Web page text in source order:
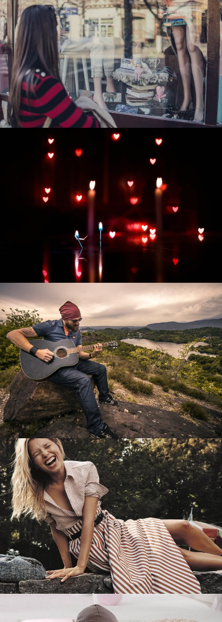
Развитие и поддержка интернет-
витрины StepClub
Смотреть проект
Развитие интернет-магазина "Всё для
праздника"
Смотреть проект
Перевод интернет-магазина
Guitaramania.ru на 1С-Битрикс
Смотреть проект
Имиджевый сайт для сети магазинов
Soho Project
Смотреть проект